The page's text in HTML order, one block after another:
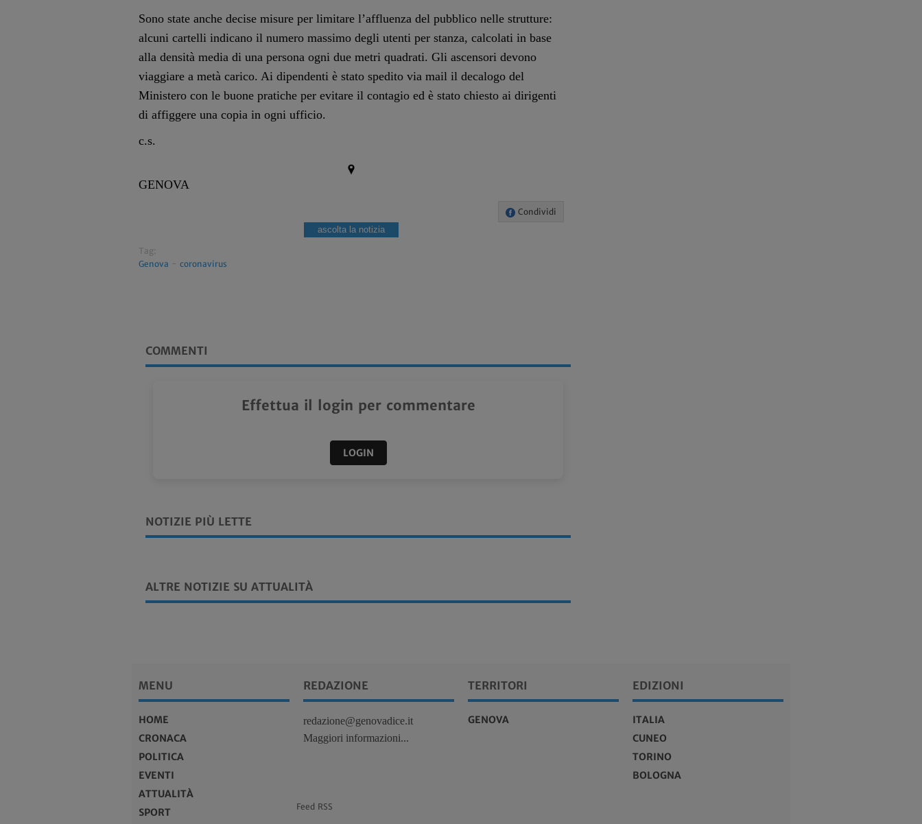
Sono state anche decise misure per limitare l’affluenza del pubblico nelle strutture:
alcuni cartelli indicano il numero massimo degli utenti per stanza, calcolati in base
alla densità media di una persona ogni due metri quadrati. Gli ascensori devono
viaggiare a metà carico. Ai dipendenti è stato spedito via mail il decalogo del
Ministero con le buone pratiche per evitare il contagio ed è stato chiesto ai dirigenti
di affiggere una copia in ogni ufficio.
c.s.
GENOVA
Condividi
ascolta la notizia
Tag:
Genova - coronavirus
COMMENTI
Effettua il login per commentare
LOGIN
NOTIZIE PIÙ LETTE
ALTRE NOTIZIE SU ATTUALITÀ
MENU
HOME
CRONACA
POLITICA
EVENTI
ATTUALITÀ
SPORT
REDAZIONE
redazione@genovadice.it
Maggiori informazioni...
TERRITORI
GENOVA
EDIZIONI
ITALIA
CUNEO
TORINO
BOLOGNA
Feed RSS